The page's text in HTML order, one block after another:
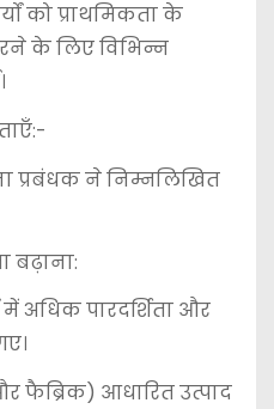
को प्राथमिकता के
के लिए विभिन्न
प्रबंधक ने निम्नलिखित
बढ़ाना:
अधिक पारदर्शिता और
फैब्रिक) आधारित उत्पाद